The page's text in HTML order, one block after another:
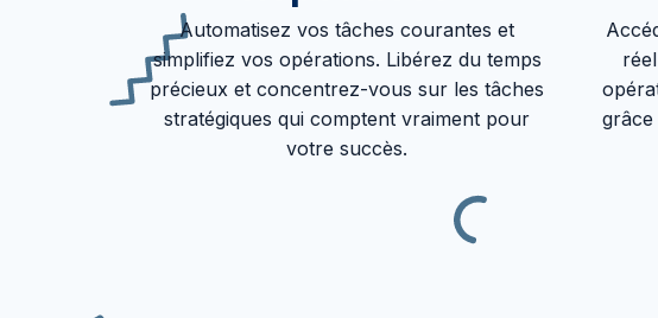
Automatisez vos tâches courantes et
simplifiez vos opérations. Libérez du temps
précieux et concentrez-vous sur les tâches
stratégiques qui comptent vraiment pour
votre succès.
grâce